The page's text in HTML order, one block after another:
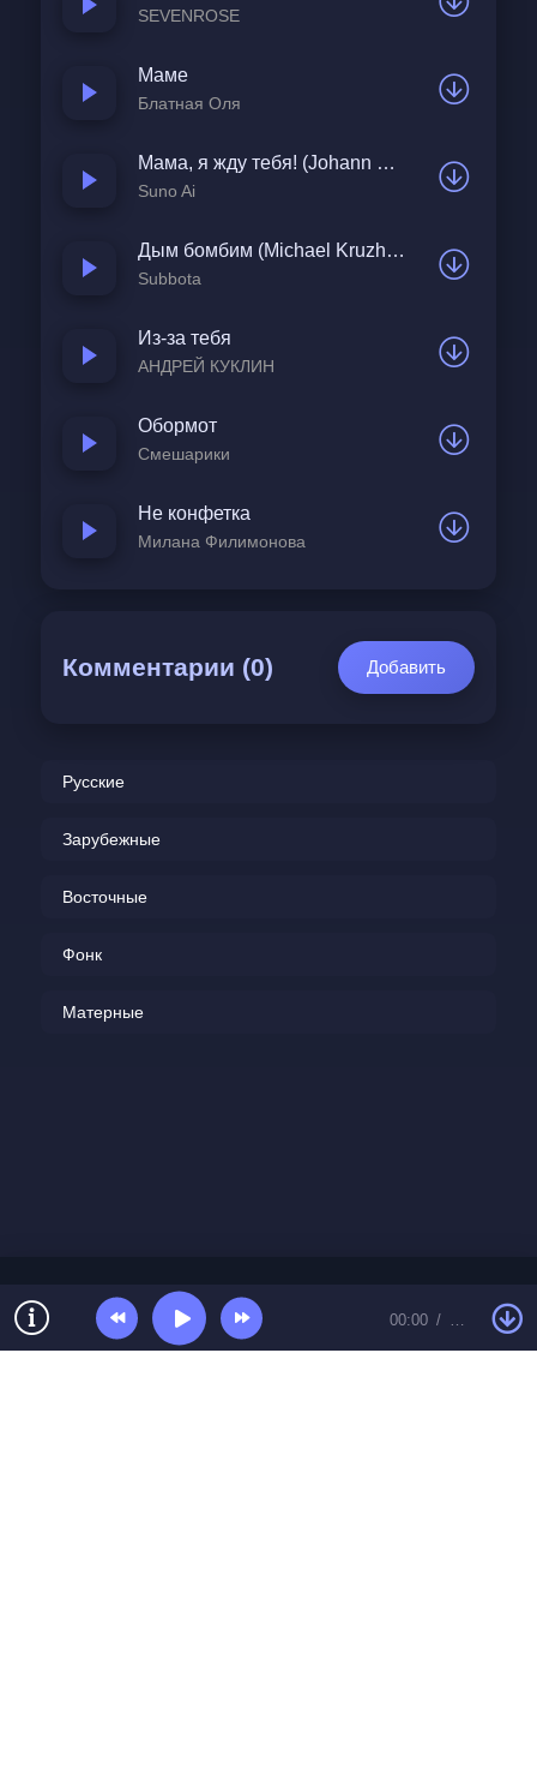
SEVENROSE
Маме
Блатная Оля
Мама, я жду тебя! (Johann Krekker)
Suno Ai
Дым бомбим (Michael Kruzh Remix)
Subbota
Из-за тебя
АНДРЕЙ КУКЛИН
Обормот
Смешарики
Не конфетка
Милана Филимонова
Комментарии (0) Добавить
Русские
Зарубежные
Восточные
Фонк
Матерные
00:00